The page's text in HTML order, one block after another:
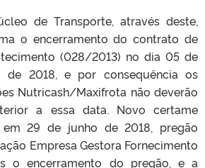
de Transporte, através deste,
o encerramento do contrato de
(028/2013) no dia 05 de
de 2018, e por consequência os
Nutricash/Maxifrota não deverão
a essa data. Novo certame
29 de junho de 2018, pregão
Empresa Gestora Fornecimento
o encerramento do pregão, e a